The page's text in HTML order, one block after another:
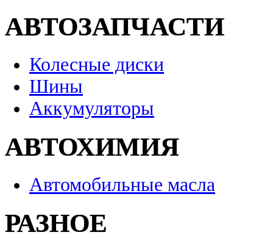
АВТОЗАПЧАСТИ
Колесные диски
Шины
Аккумуляторы
АВТОХИМИЯ
Автомобильные масла
РАЗНОЕ